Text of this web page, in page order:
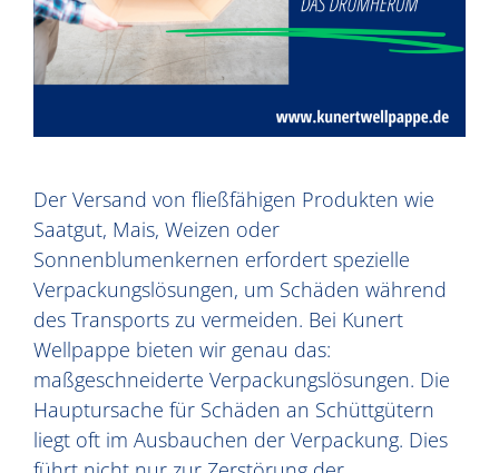
Der Versand von fließfähigen Produkten wie
Saatgut, Mais, Weizen oder
Sonnenblumenkernen erfordert spezielle
Verpackungslösungen, um Schäden während
des Transports zu vermeiden. Bei Kunert
Wellpappe bieten wir genau das:
maßgeschneiderte Verpackungslösungen. Die
Hauptursache für Schäden an Schüttgütern
liegt oft im Ausbauchen der Verpackung. Dies